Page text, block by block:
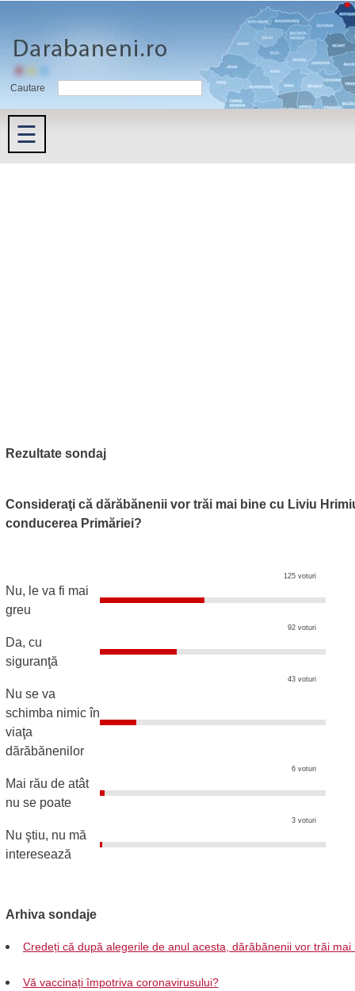
Cautare
☰
Rezultate sondaj
Consideraţi că dărăbănenii vor trăi mai bine cu Liviu
conducerea Primăriei?
125 voturi
Nu, le va fi mai
greu
92 voturi
Da, cu
siguranţă
43 voturi
Nu se va
schimba nimic în
viaţa
dărăbănenilor
6 voturi
Mai rău de atât
nu se poate
3 voturi
Nu ştiu, nu mă
interesează
Arhiva sondaje
Credeți că după alegerile de anul acesta, dărăbănenii vor trăi mai
Vă vaccinați împotriva coronavirusului?